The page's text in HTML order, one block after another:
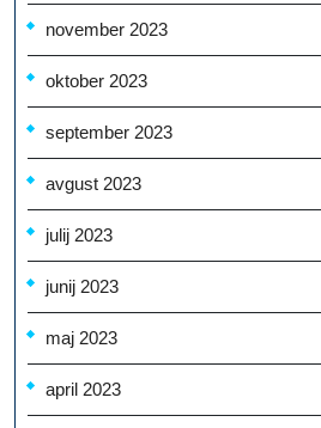
november 2023
oktober 2023
september 2023
avgust 2023
julij 2023
junij 2023
maj 2023
april 2023